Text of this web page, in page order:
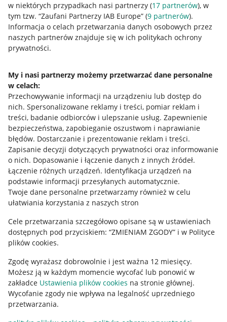
w niektórych przypadkach nasi partnerzy (17 partnerów), w
tym tzw. “Zaufani Partnerzy IAB Europe” (9 partnerów).
Informacja o celach przetwarzania danych osobowych przez
naszych partnerów znajduje się w ich politykach ochrony
prywatności.
My i nasi partnerzy możemy przetwarzać dane personalne
w celach:
Przechowywanie informacji na urządzeniu lub dostęp do
nich. Spersonalizowane reklamy i treści, pomiar reklam i
treści, badanie odbiorców i ulepszanie usług. Zapewnienie
bezpieczeństwa, zapobieganie oszustwom i naprawianie
błędów. Dostarczanie i prezentowanie reklam i treści.
Zapisanie decyzji dotyczących prywatności oraz informowanie
o nich. Dopasowanie i łączenie danych z innych źródeł.
Łączenie różnych urządzeń. Identyfikacja urządzeń na
podstawie informacji przesyłanych automatycznie.
Twoje dane personalne przetwarzamy również w celu
ułatwiania korzystania z naszych stron
Cele przetwarzania szczegółowo opisane są w ustawieniach
dostępnych pod przyciskiem: “ZMIENIAM ZGODY” i w Polityce
plików cookies.
Zgodę wyrażasz dobrowolnie i jest ważna 12 miesięcy.
Możesz ją w każdym momencie wycofać lub ponowić w
zakładce Ustawienia plików cookies na stronie głównej.
Wycofanie zgody nie wpływa na legalność uprzedniego
przetwarzania.
Przydatne informacje
Jak to działa
Allegro Gadane dla sprzedających
Allegro Gadane dla kupujących
Mapa miejscowości
Informacje prawne
Regulamin
Polityka plików "cookies"
Ustawienia plików "cookies"
Udostępnianie lokalizacji
Informacje dla Aktu o Usługach Cyfrowych
Pobierz aplikację